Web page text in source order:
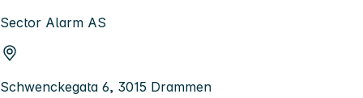
Sector Alarm AS
Schwenckegata 6, 3015 Drammen